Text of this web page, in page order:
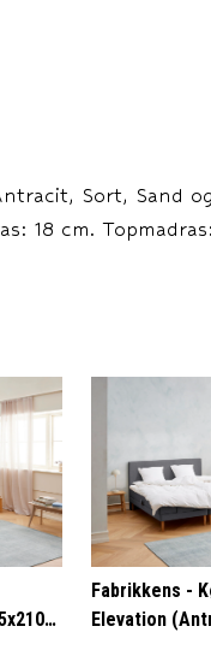
Sort, Sand
18 cm.
Fabrikkens -
Elevation